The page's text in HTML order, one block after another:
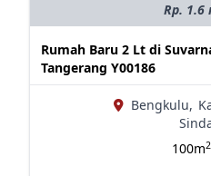
Rp. 1.6
Rumah Baru 2 Lt di
Tangerang Y00186
Bengkulu,
100m2